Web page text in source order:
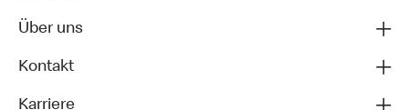
Über uns
Kontakt
Karriere